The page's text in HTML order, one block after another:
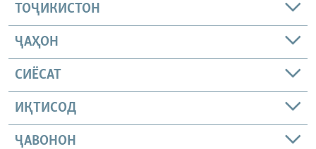
ТОҶИКИСТОН
ҶАҲОН
СИЁСАТ
ИҚТИСОД
ҶАВОНОН